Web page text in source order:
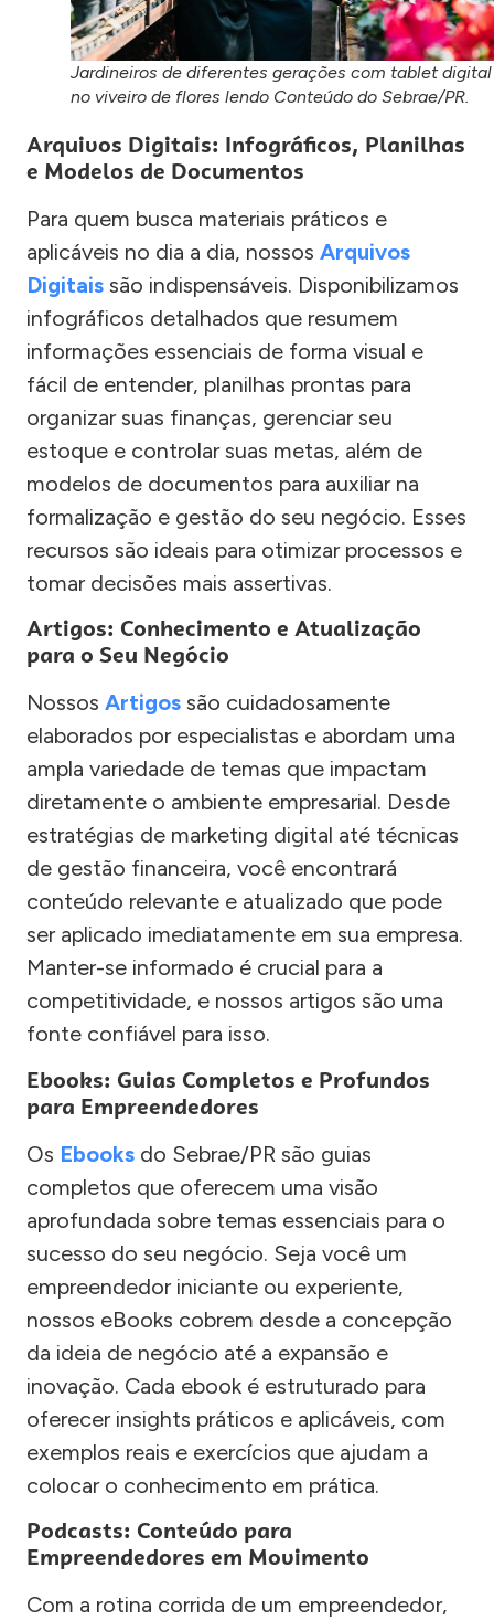
Jardineiros de diferentes gerações com tablet digital
no viveiro de flores lendo Conteúdo do Sebrae/PR.
Arquivos Digitais: Infográficos, Planilhas
e Modelos de Documentos
Para quem busca materiais práticos e
aplicáveis no dia a dia, nossos Arquivos
Digitais são indispensáveis. Disponibilizamos
infográficos detalhados que resumem
informações essenciais de forma visual e
fácil de entender, planilhas prontas para
organizar suas finanças, gerenciar seu
estoque e controlar suas metas, além de
modelos de documentos para auxiliar na
formalização e gestão do seu negócio. Esses
recursos são ideais para otimizar processos e
tomar decisões mais assertivas.
Artigos: Conhecimento e Atualização
para o Seu Negócio
Nossos Artigos são cuidadosamente
elaborados por especialistas e abordam uma
ampla variedade de temas que impactam
diretamente o ambiente empresarial. Desde
estratégias de marketing digital até técnicas
de gestão financeira, você encontrará
conteúdo relevante e atualizado que pode
ser aplicado imediatamente em sua empresa.
Manter-se informado é crucial para a
competitividade, e nossos artigos são uma
fonte confiável para isso.
Ebooks: Guias Completos e Profundos
para Empreendedores
Os Ebooks do Sebrae/PR são guias
completos que oferecem uma visão
aprofundada sobre temas essenciais para o
sucesso do seu negócio. Seja você um
empreendedor iniciante ou experiente,
nossos eBooks cobrem desde a concepção
da ideia de negócio até a expansão e
inovação. Cada ebook é estruturado para
oferecer insights práticos e aplicáveis, com
exemplos reais e exercícios que ajudam a
colocar o conhecimento em prática.
Podcasts: Conteúdo para
Empreendedores em Movimento
Com a rotina corrida de um empreendedor,